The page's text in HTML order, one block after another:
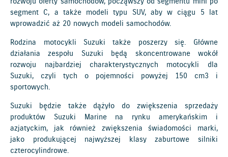
segment C, a także modeli typu SUV, aby w ciągu 5 lat
wprowadzić aż 20 nowych modeli samochodów.
Rodzina motocykli Suzuki także poszerzy się. Główne
działania zespołu Suzuki będą skoncentrowane wokół
rozwoju najbardziej charakterystycznych motocykli dla
Suzuki, czyli tych o pojemności powyżej 150 cm3 i
sportowych.
Suzuki będzie także dążyło do zwiększenia sprzedaży
produktów Suzuki Marine na rynku amerykańskim i
azjatyckim, jak również zwiększenia świadomości marki,
jako produkującej najwyższej klasy zaburtowe silniki
czterocylindrowe.